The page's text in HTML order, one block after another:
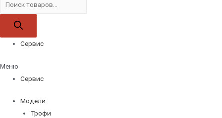
товаров
Сервис
Меню
Сервис
Модели
Трофи